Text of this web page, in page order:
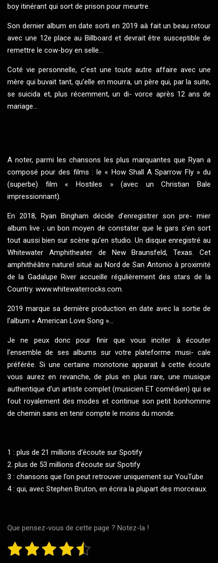
boy itinérant qui sort de prison pour meurtre.
Son dernier album en date sorti en 2019 aà fait un beau retour
avec une 12e place au Billboard et devrait être susceptible de
remettre le cow-boy en selle...
Coté vie personnelle, c’est une toute autre affaire avec une
mère qui buvait tant, qu’elle en mourra, un père qui, par la suite,
se suicida et, plus récemment, un di- vorce après 12 ans de
mariage...
A noter, parmi les chansons les plus marquantes que Ryan a
composé pour des films : le « How Shall A Sparrow Fly » du
(superbe) film « Hostiles » (avec un Christian Bale
impressionnant).
En 2018, Ryan Bingham décide d’enregistrer son pre- mier
album live ; un bon moyen de constater que le gars s’en sort
tout aussi bien sur scène qu’en studio. Un disque enregistré au
Whitewater Amphitheater de New Braunsfeld, Texas. Cet
amphithéâtre naturel situé au Nord de San Antonio à proximité
de la Gadalupe River accueille régulièrement des stars de la
Country. www.whitewaterrocks.com.
2019 marque sa dernière production en date avec la sortie de
l’album « American Love Song »...
Je ne peux donc pour finir que vous inciter à écouter
l’ensemble de ses albums sur votre plateforme musi- cale
préférée. Si une certaine monotonie apparait à cette écoute
vous aurez en revanche, de plus en plus rare, une musique
authentique d’un artiste complet (musicien ET comédien) qui se
fout royalement des modes et continue son petit bonhomme
de chemin sans en tenir compte le moins du monde.
1 : plus de 21 millions d’écoute sur Spotify
2. plus de 53 millions d’écoute sur Spotify
3 : chansons que l’on peut retrouver uniquement sur YouTube
4 : qui, avec Stephen Bruton, en écrira la plupart des morceaux.
Que pensez-vous de cette page ? Notez-la !
É
1 2 3 4 5
E